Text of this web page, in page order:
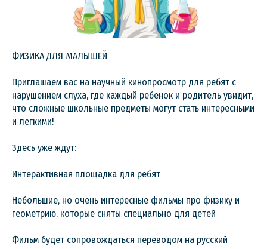
ФИЗИКА ДЛЯ МАЛЫШЕЙ
Приглашаем вас на научный кинопросмотр для ребят с
нарушением слуха, где каждый ребенок и родитель увидит,
что сложные школьные предметы могут стать интересными
и легкими!
Здесь уже ждут:
Интерактивная площадка для ребят
Небольшие, но очень интересные фильмы про физику и
геометрию, которые сняты специально для детей
Фильм будет сопровождаться переводом на русский